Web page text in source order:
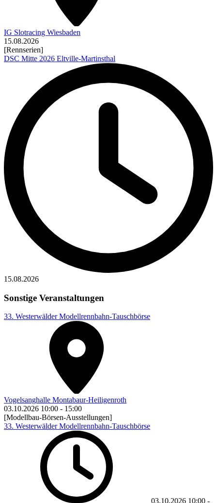
IG Slotracing Wiesbaden
15.08.2026
[Rennserien]
DSC Mitte 2026 Eltville-Martinsthal
15.08.2026
Sonstige Veranstaltungen
33. Westerwälder Modellrennbahn-Tauschbörse
Vogelsanghalle Montabaur-Heiligenroth
03.10.2026 10:00 - 15:00
[Modellbau-Börsen-Ausstellungen]
33. Westerwälder Modellrennbahn-Tauschbörse
03.10.2026 10:00 -